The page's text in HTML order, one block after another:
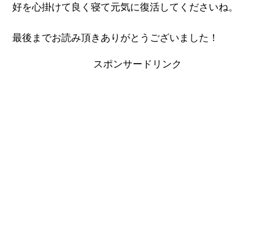
好を心掛けて良く寝て元気に復活してくださいね。
最後までお読み頂きありがとうございました！
スポンサードリンク